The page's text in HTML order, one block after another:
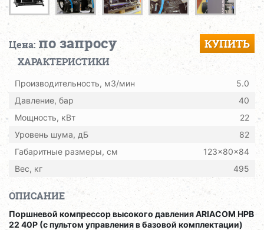
Цена: по запросу КУПИТЬ
ХАРАКТЕРИСТИКИ
Производительность, м3/мин
5.0
Давление, бар
40
Мощность, кВт
22
Уровень шума, дБ
82
Габаритные размеры, см
123x80x84
Вес, кг
495
ОПИСАНИЕ
Поршневой компрессор высокого давления ARIACOM HPB
22 40P (с пультом управления в базовой комплектации)